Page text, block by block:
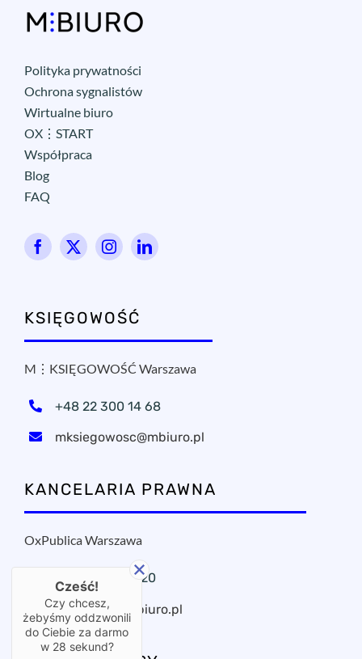
Polityka prywatności
Ochrona sygnalistów
Wirtualne biuro
OX⋮START
Współpraca
Blog
FAQ
KSIĘGOWOŚĆ
M⋮KSIĘGOWOŚĆ Warszawa
+48 22 300 14 68
mksiegowosc@mbiuro.pl
KANCELARIA PRAWNA
OxPublica Warszawa
+48 22 295 11 20
oxpublica@mbiuro.pl
Cześć!
Czy chcesz,
żebyśmy oddzwonili
do Ciebie za darmo
w 28 sekund?